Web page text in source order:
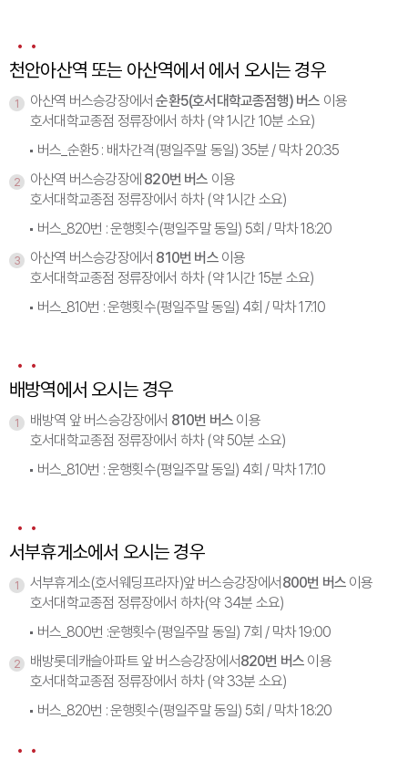
천안아산역 또는 아산역에서 에서 오시는 경우
1 아산역 버스승강장에서순환5(호서대학교종점행) 버스 이용
호서대학교종점 정류장에서 하차 (약 1시간 10분 소요)
버스_순환5 : 배차간격(평일주말 동일) 35분 / 막차 20:35
2 아산역 버스승강장에 820번 버스 이용
호서대학교종점 정류장에서 하차 (약 1시간 소요)
버스_820번 : 운행횟수(평일주말 동일) 5회 / 막차 18:20
3 아산역 버스승강장에서 810번 버스이용
호서대학교종점 정류장에서 하차 (약 1시간 15분 소요)
버스_810번 : 운행횟수(평일주말 동일) 4회 / 막차 17:10
배방역에서 오시는 경우
1 배방역 앞 버스승강장에서 810번 버스 이용
호서대학교종점 정류장에서 하차 (약 50분 소요)
버스_810번 : 운행횟수(평일주말 동일) 4회 / 막차 17:10
서부휴게소에서 오시는 경우
1 서부휴게소(호서웨딩프라자)앞 버스승강장에서800번 버스 이용
호서대학교종점 정류장에서 하차(약 34분 소요)
버스_800번 :운행횟수(평일주말 동일) 7회 / 막차 19:00
2 배방롯데캐슬아파트 앞 버스승강장에서820번 버스 이용
호서대학교종점 정류장에서 하차 (약 33분 소요)
버스_820번 : 운행횟수(평일주말 동일) 5회 / 막차 18:20